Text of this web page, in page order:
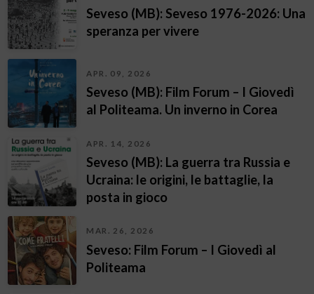
Seveso (MB): Seveso 1976-2026: Una
speranza per vivere
APR. 09, 2026
Seveso (MB): Film Forum – I Giovedì
al Politeama. Un inverno in Corea
APR. 14, 2026
Seveso (MB): La guerra tra Russia e
Ucraina: le origini, le battaglie, la
posta in gioco
MAR. 26, 2026
Seveso: Film Forum – I Giovedì al
Politeama